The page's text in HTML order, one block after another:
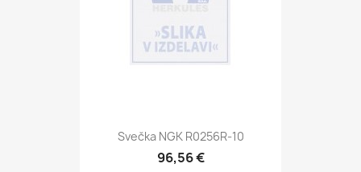
Svečka NGK R0256R-10
96,56 €